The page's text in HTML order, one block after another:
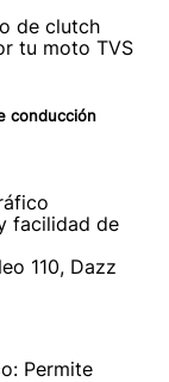
de clutch
tu moto TVS
conducción
facilidad de
110, Dazz
Permite